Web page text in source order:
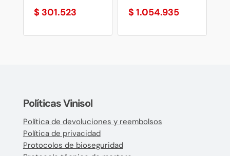
$ 301.523 $ 1.054.935
Políticas Vinisol
Política de devoluciones y reembolsos
Política de privacidad
Protocolos de bioseguridad